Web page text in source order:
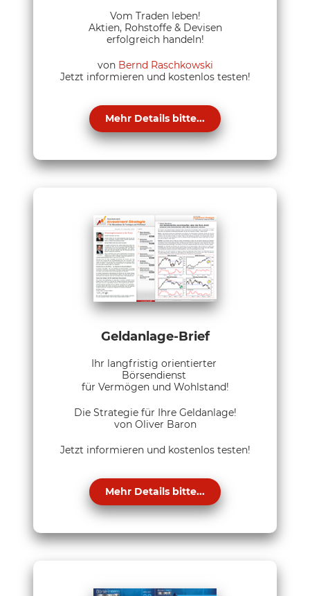
Vom Traden leben!
Aktien, Rohstoffe & Devisen
erfolgreich handeln!
von Bernd Raschkowski
Jetzt informieren und kostenlos testen!
Mehr Details bitte...
Geldanlage-Brief
Ihr langfristig orientierter
Börsendienst
für Vermögen und Wohlstand!
Die Strategie für Ihre Geldanlage!
von Oliver Baron
Jetzt informieren und kostenlos testen!
Mehr Details bitte...